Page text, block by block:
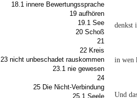
18.1 innere Bewertungssprache
19 aufhören
19.1 See
20 Schoß
21
22 Kreis
23 nicht unbeschadet rauskommen
23.1 nie gewesen
24
25 Die Nicht-Verbindung
25.1 Seele
denkst
in wen
Und